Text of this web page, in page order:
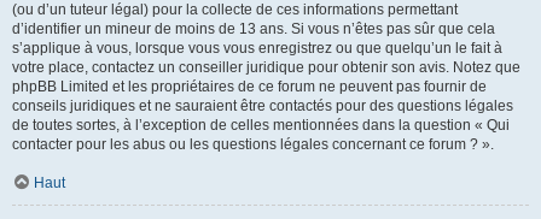
(ou d’un tuteur légal) pour la collecte de ces informations permettant
d’identifier un mineur de moins de 13 ans. Si vous n’êtes pas sûr que cela
s’applique à vous, lorsque vous vous enregistrez ou que quelqu’un le fait à
votre place, contactez un conseiller juridique pour obtenir son avis. Notez que
phpBB Limited et les propriétaires de ce forum ne peuvent pas fournir de
conseils juridiques et ne sauraient être contactés pour des questions légales
de toutes sortes, à l’exception de celles mentionnées dans la question « Qui
contacter pour les abus ou les questions légales concernant ce forum ? ».
Haut